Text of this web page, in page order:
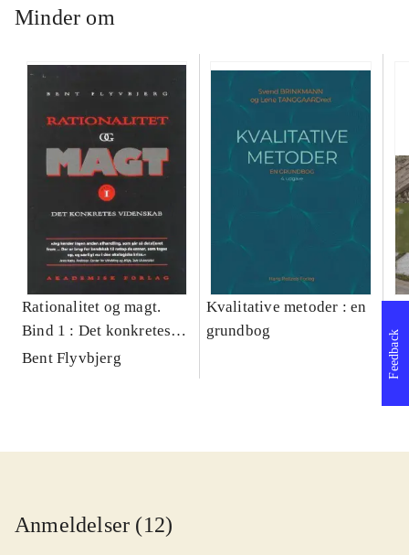
Minder om
Rationalitet og magt.
Bind 1 : Det konkretes
videnskab
Bent Flyvbjerg
Kvalitative metoder : en
grundbog
Anmeldelser (12)
Feedback